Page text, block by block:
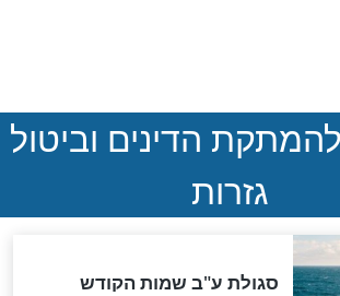
ההסכם החשאי של טראמפ
ואיראן: בלי שקיפות ועם הרבה
סימני שאלה